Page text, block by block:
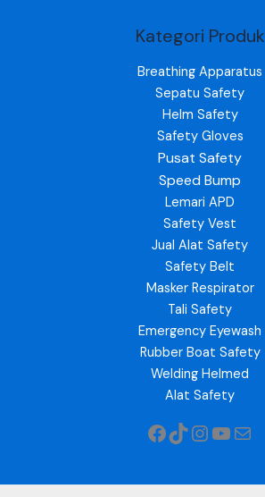
Kategori Produk
Breathing Apparatus
Sepatu Safety
Helm Safety
Safety Gloves
Pusat Safety
Speed Bump
Lemari APD
Safety Vest
Jual Alat Safety
Safety Belt
Masker Respirator
Tali Safety
Emergency Eyewash
Rubber Boat Safety
Welding Helmed
Alat Safety